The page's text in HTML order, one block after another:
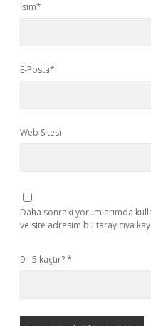
İsim*
E-Posta*
Web Sitesi
Daha sonraki yorumlarımda
ve site adresim bu tarayıcıya
9 - 5 kaçtır?*